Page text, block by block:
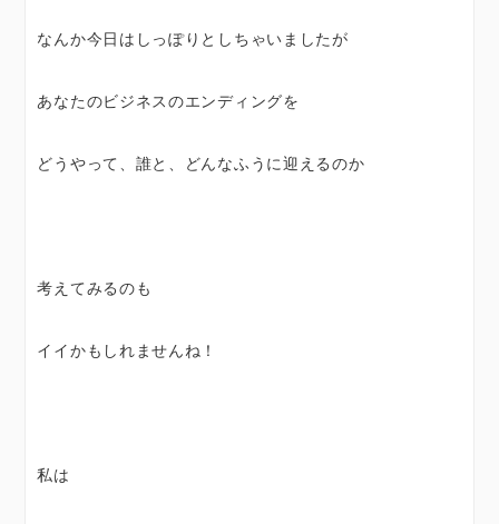
なんか今日はしっぽりとしちゃいましたが
あなたのビジネスのエンディングを
どうやって、誰と、どんなふうに迎えるのか
考えてみるのも
イイかもしれませんね！
私は